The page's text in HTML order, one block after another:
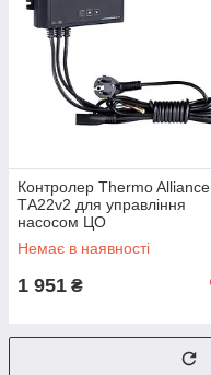
Контролер Thermo Alliance
ТА22v2 для управління
насосом ЦО
Немає в наявності
1 951 ₴